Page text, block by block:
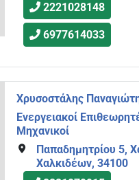
2221028148
6977614033
Χρυσοστάλης
Ενεργειακοί
Μηχανικοί
Παπαδημητρίου 5,
Χαλκιδέων, 34100